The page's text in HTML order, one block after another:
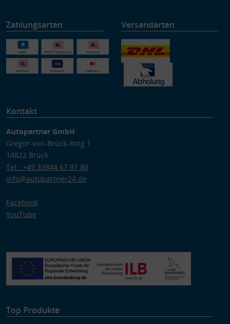
Zahlungsarten Versandarten
Kontakt
Autopartner GmbH
Gregor-von-Brück-Ring 1
14822 Brück
Tel.: +49 33844 67 91 80
info@autopartner24.de
Facebook
YouTube
Top Produkte